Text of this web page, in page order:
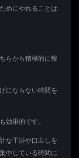
めにやれることは
らから積極的に報
にならない時間を
効果的です。
な干渉や口出しを
中している時間に